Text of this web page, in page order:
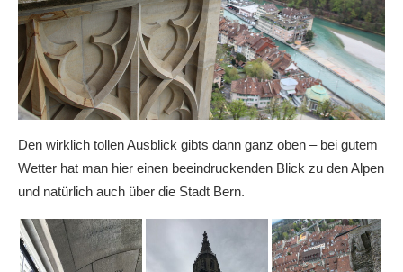
Den wirklich tollen Ausblick gibts dann ganz oben – bei gutem
Wetter hat man hier einen beeindruckenden Blick zu den Alpen
und natürlich auch über die Stadt Bern.